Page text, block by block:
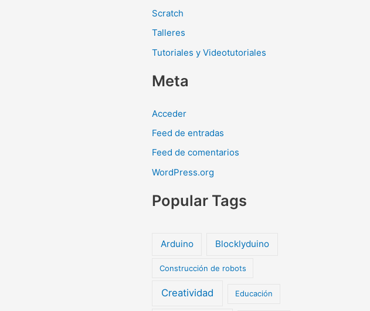
Scratch
Talleres
Tutoriales y Videotutoriales
Meta
Acceder
Feed de entradas
Feed de comentarios
WordPress.org
Popular Tags
Arduino Blocklyduino
Construcción de robots
Creatividad Educación